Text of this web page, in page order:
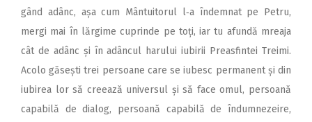
gând adânc, așa cum Mântuitorul l‑a îndemnat pe Petru,
mergi mai în lărgime cuprinde pe toți, iar tu afundă mreaja
cât de adânc și în adâncul harului iubirii Preasfintei Treimi.
Acolo găsești trei persoane care se iubesc permanent și din
iubirea lor să creează universul și să face omul, persoană
capabilă de dialog, persoană capabilă de îndumnezeire,